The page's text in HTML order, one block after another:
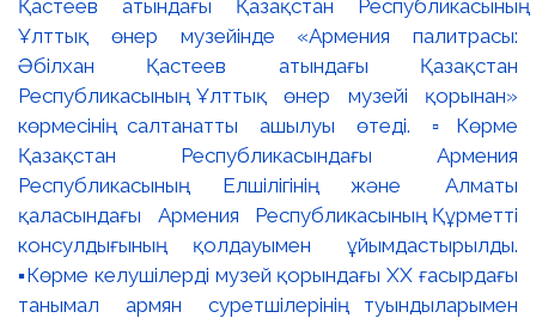
Қастеев атындағы Қазақстан Республикасының
Ұлттық өнер музейінде «Армения палитрасы:
Әбілхан Қастеев атындағы Қазақстан
Республикасының Ұлттық өнер музейі қорынан»
көрмесінің салтанатты ашылуы өтеді. ▫️Көрме
Қазақстан Республикасындағы Армения
Республикасының Елшілігінің және Алматы
қаласындағы Армения Республикасының Құрметті
консулдығының қолдауымен ұйымдастырылды.
▪️Көрме келушілерді музей қорындағы ХХ ғасырдағы
танымал армян суретшілерінің туындыларымен